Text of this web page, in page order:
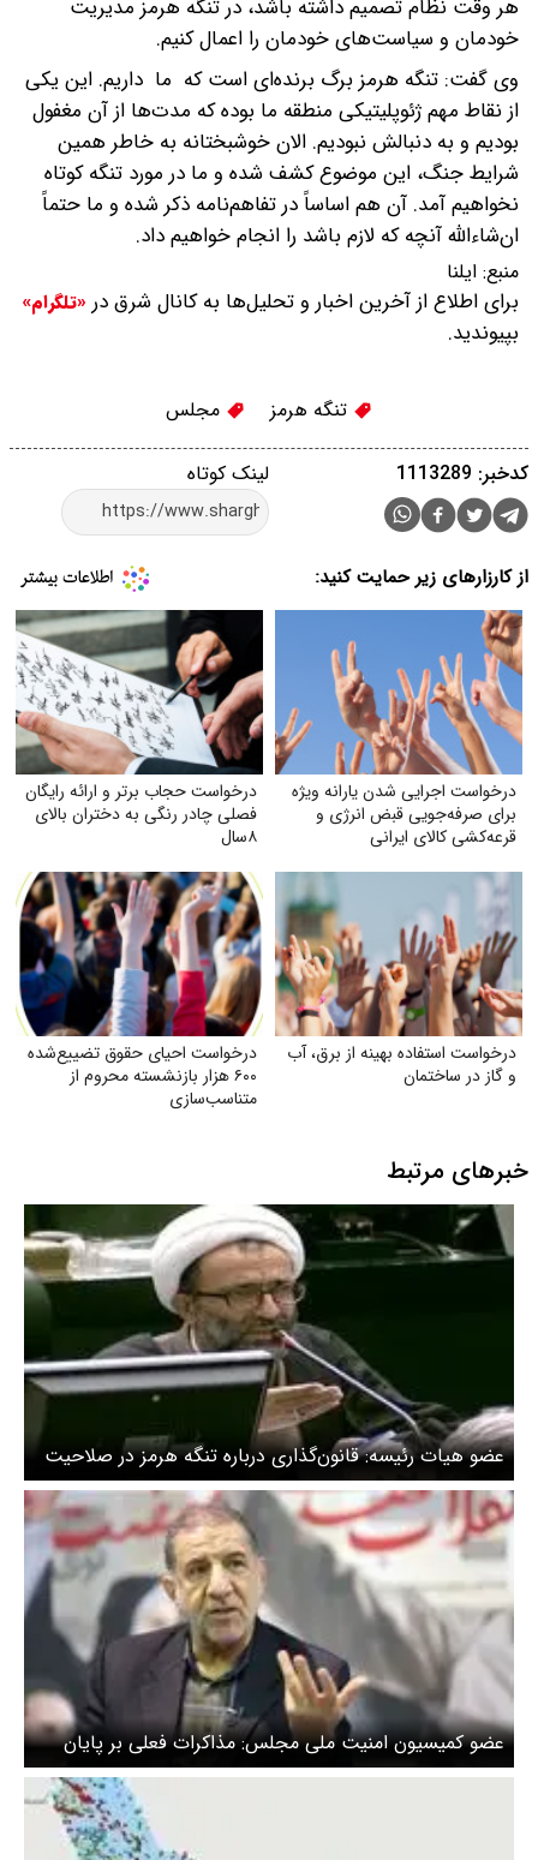
هر وقت نظام تصمیم داشته باشد، در تنگه هرمز مدیریت
خودمان و سیاست‌های خودمان را اعمال کنیم.
وی گفت: تنگه هرمز برگ برنده‌ای است که ما داریم. این یکی
از نقاط مهم ژئوپلیتیکی منطقه ما بوده که مدت‌ها از آن مغفول
بودیم و به دنبالش نبودیم. الان خوشبختانه به خاطر همین
شرایط جنگ، این موضوع کشف شده و ما در مورد تنگه کوتاه
نخواهیم آمد. آن هم اساساً در تفاهم‌نامه ذکر شده و ما حتماً
ان‌شاءالله آنچه که لازم باشد را انجام خواهیم داد.
منبع: ایلنا
برای اطلاع از آخرین اخبار و تحلیل‌ها به کانال شرق در «تلگرام»
بپیوندید.
تنگه هرمز مجلس
لینک کوتاه کدخبر: 1113289
از کارزارهای زیر حمایت کنید:
درخواست اجرایی شدن یارانه ویژه
برای صرفه‌جویی قبض انرژی و
قرعه‌کشی کالای ایرانی
درخواست حجاب برتر و ارائه رایگان
فصلی چادر رنگی به دختران بالای
۸سال
درخواست استفاده بهینه از برق، آب
و گاز در ساختمان
درخواست احیای حقوق تضییع‌شده
۶۰۰ هزار بازنشسته محروم از
متناسب‌سازی
خبرهای مرتبط
عضو هیات رئیسه: قانون‌گذاری درباره تنگه هرمز در صلاحیت
مجلس است
عضو کمیسیون امنیت ملی مجلس: مذاکرات فعلی بر پایان
دادن کامل جنگ متمرکز است